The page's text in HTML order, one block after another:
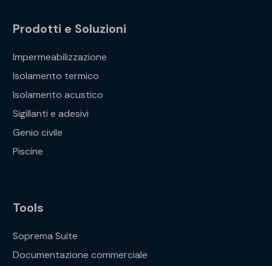
Prodotti e Soluzioni
Impermeabilizzazione
Isolamento termico
Isolamento acustico
Sigillanti e adesivi
Genio civile
Piscine
Tools
Soprema Suite
Documentazione commerciale